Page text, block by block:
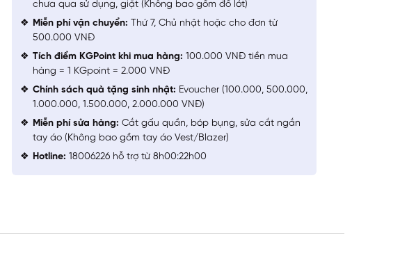
chưa qua sử dụng, giặt (Không bao gồm đồ lót)
Miễn phí vận chuyển: Thứ 7, Chủ nhật hoặc cho đơn từ
500.000 VNĐ
Tích điểm KGPoint khi mua hàng: 100.000 VNĐ tiền mua
hàng = 1 KGpoint = 2.000 VNĐ
Chính sách quà tặng sinh nhật: Evoucher (100.000, 500.000,
1.000.000, 1.500.000, 2.000.000 VNĐ)
Miễn phí sửa hàng: Cắt gấu quần, bóp bụng, sửa cắt ngắn
tay áo (Không bao gồm tay áo Vest/Blazer)
Hotline: 18006226 hỗ trợ từ 8h00:22h00